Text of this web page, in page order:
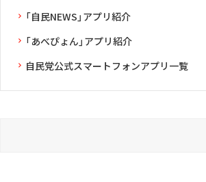
「自民NEWS」アプリ紹介
「あべぴょん」アプリ紹介
自民党公式スマートフォンアプリ一覧